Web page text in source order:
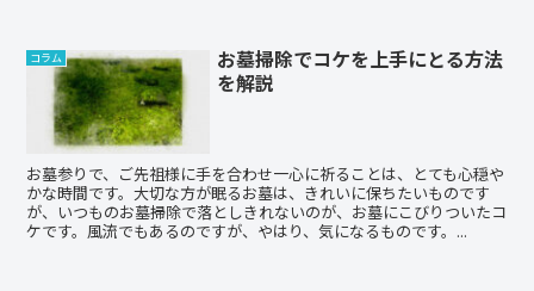
コラム
お墓掃除でコケを上手にとる方法
を解説
お墓参りで、ご先祖様に手を合わせ一心に祈ることは、とても心穏や
かな時間です。大切な方が眠るお墓は、きれいに保ちたいものです
が、いつものお墓掃除で落としきれないのが、お墓にこびりついたコ
ケです。風流でもあるのですが、やはり、気になるものです。...